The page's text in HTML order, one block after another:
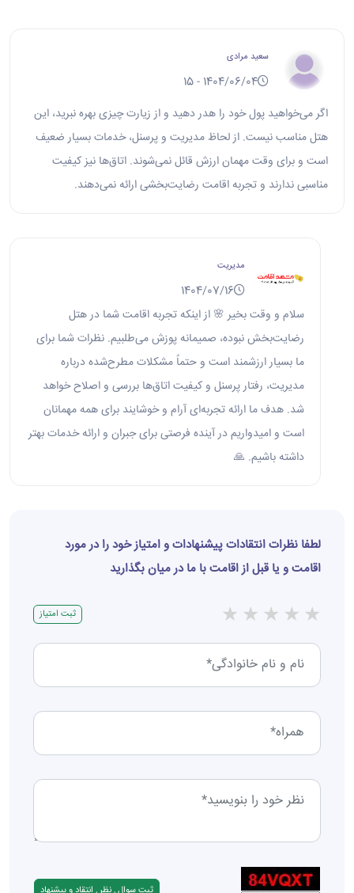
سعید مرادی
1404/06/04 - 15
اگر می‌خواهید پول خود را هدر دهید و از زیارت چیزی بهره نبرید، این
هتل مناسب نیست. از لحاظ مدیریت و پرسنل، خدمات بسیار ضعیف
است و برای وقت مهمان ارزش قائل نمی‌شوند. اتاق‌ها نیز کیفیت
مناسبی ندارند و تجربه اقامت رضایت‌بخشی ارائه نمی‌دهند.
مدیریت
1404/07/16
سلام و وقت بخیر 🌸 از اینکه تجربه اقامت شما در هتل
رضایت‌بخش نبوده، صمیمانه پوزش می‌طلبیم. نظرات شما برای
ما بسیار ارزشمند است و حتماً مشکلات مطرح‌شده درباره
مدیریت، رفتار پرسنل و کیفیت اتاق‌ها بررسی و اصلاح خواهد
شد. هدف ما ارائه تجربه‌ای آرام و خوشایند برای همه مهمانان
است و امیدواریم در آینده فرصتی برای جبران و ارائه خدمات بهتر
داشته باشیم. 🙏
لطفا نظرات انتقادات پیشنهادات و امتیاز خود را در مورد
اقامت و یا قبل از اقامت با ما در میان بگذارید
★
★
★
★
★ ثبت امتیاز